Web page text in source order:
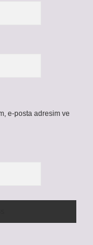
e-posta adresim ve